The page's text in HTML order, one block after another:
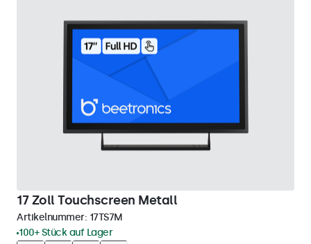
17 Zoll Touchscreen Metall
Artikelnummer: 17TS7M
100+ Stück auf Lager